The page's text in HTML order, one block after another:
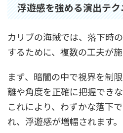
浮遊感を強める演出テク
カリブの海賊では、落下時
するために、複数の工夫が施
まず、暗闇の中で視界を制
離や角度を正確に把握でき
これにより、わずかな落下
れ、浮遊感が増幅されます。